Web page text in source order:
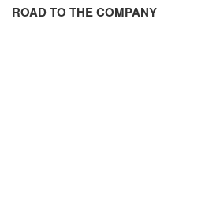
Eilersen Vietnam
ROAD TO THE COMPANY